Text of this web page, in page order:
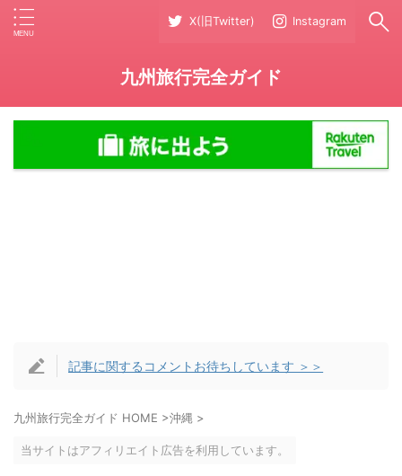
X(旧Twitter) Instagram
九州旅行完全ガイド
記事に関するコメントお待ちしています ＞＞
九州旅行完全ガイド HOME >沖縄 >
当サイトはアフィリエイト広告を利用しています。